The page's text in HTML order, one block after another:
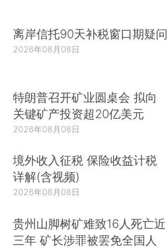
离岸信托90天补税窗口期疑问
2026年08月08日
特朗普召开矿业圆桌会 拟向
关键矿产投资超20亿美元
2026年08月08日
境外收入征税 保险收益计税
详解(含视频)
2026年08月08日
贵州山脚树矿难致16人死亡近
三年 矿长涉罪被罢免全国人